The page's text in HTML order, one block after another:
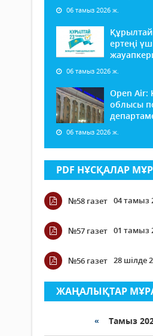
06 тамыз 2026 ж.
Құрылтай
ертеңі
06 тамыз 2026 ж.
Open Air:
облысы
06 тамыз 2026 ж.
PDF НҰСҚАЛАР
№58 газет 04 тамыз
№57 газет 01 тамыз
№56 газет 28 шілде
ЖАҢАЛЫҚТАР
« Тамыз